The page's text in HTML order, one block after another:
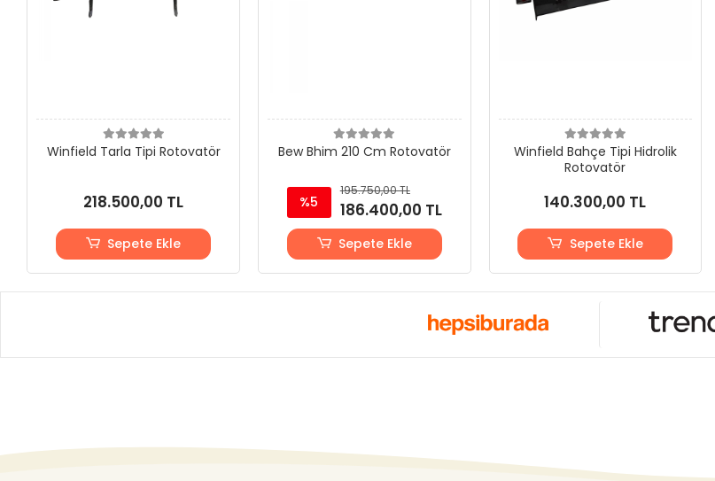
Winfield Tarla Tipi Rotovatör
218.500,00 TL
Sepete Ekle
Bew Bhim 210 Cm Rotovatör
%5
195.750,00 TL
186.400,00 TL
Sepete Ekle
Winfield Bahçe Tipi Hidrolik
Rotovatör
140.300,00 TL
Sepete Ekle